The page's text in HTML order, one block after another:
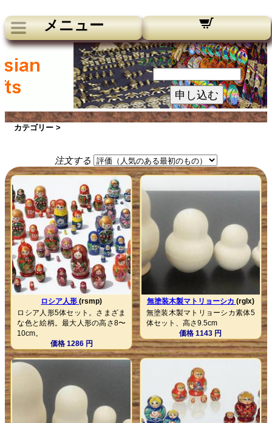
メニュー
ニュースレター：
あなたのメールアドレス：
申し込む
カテゴリー >
注文する
ロシア人形(rsmp)
ロシア人形5体セット。さまざま
な色と絵柄。最大人形の高さ8〜
10cm。
価格 1286 円
無塗装木製マトリョーシカ (rglx)
無塗装木製マトリョーシカ素体5
体セット、高さ9.5cm
価格 1143 円